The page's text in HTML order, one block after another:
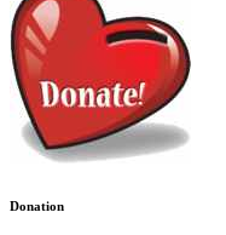
Donation